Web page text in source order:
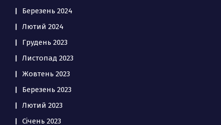
Березень 2024
Лютий 2024
Грудень 2023
Листопад 2023
Жовтень 2023
Березень 2023
Лютий 2023
Січень 2023